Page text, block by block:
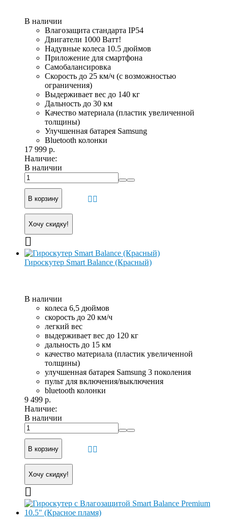
В наличии
Влагозащита стандарта IP54
Двигатели 1000 Ватт!
Надувные колеса 10.5 дюймов
Приложение для смартфона
Самобалансировка
Скорость до 25 км/ч (с возможностью
ограничения)
Выдерживает вес до 140 кг
Дальность до 30 км
Качество материала (пластик увеличенной
толщины)
Улучшенная батарея Samsung
Bluetooth колонки
17 999 р.
Наличие:
В наличии
В корзину
Хочу скидку!
Гироскутер Smart Balance (Красный)
В наличии
колеса 6,5 дюймов
скорость до 20 км/ч
легкий вес
выдерживает вес до 120 кг
дальность до 15 км
качество материала (пластик увеличенной
толщины)
улучшенная батарея Samsung 3 поколения
пульт для включения/выключения
bluetooth колонки
9 499 р.
Наличие:
В наличии
В корзину
Хочу скидку!